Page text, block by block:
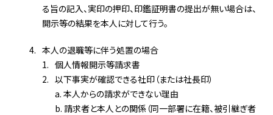
る旨の記入、実印の押印、印鑑証明書の提出が無い場合は、
開示等の結果を本人に対して行う。
本人の退職等に伴う処置の場合
個人情報開示等請求書
以下事実が確認できる社印（または社長印）
a. 本人からの請求ができない理由
b. 請求者と本人との関係（同一部署に在籍、被引継ぎ者